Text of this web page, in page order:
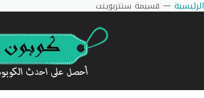
الرئيسية — قسيمة سنتربوينت